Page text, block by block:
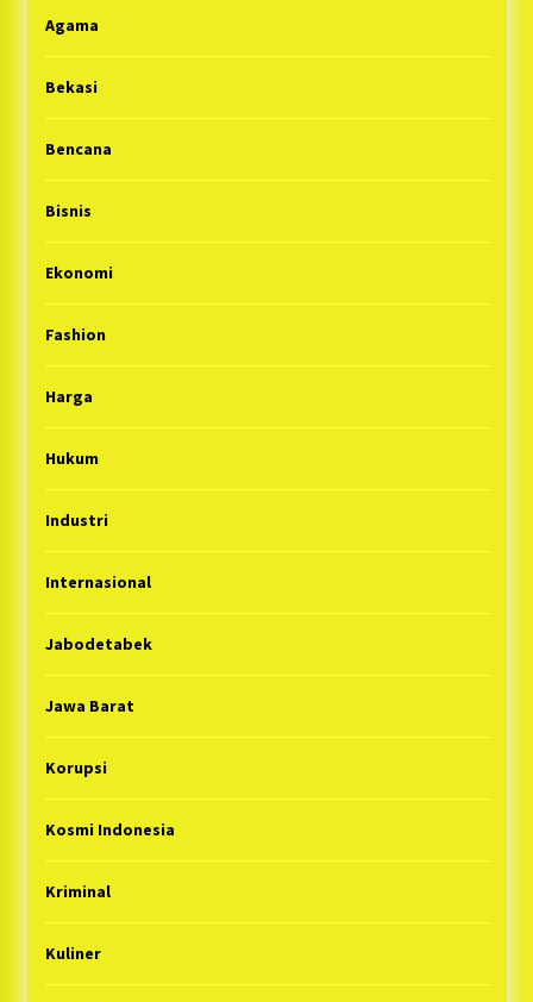
Agama
Bekasi
Bencana
Bisnis
Ekonomi
Fashion
Harga
Hukum
Industri
Internasional
Jabodetabek
Jawa Barat
Korupsi
Kosmi Indonesia
Kriminal
Kuliner